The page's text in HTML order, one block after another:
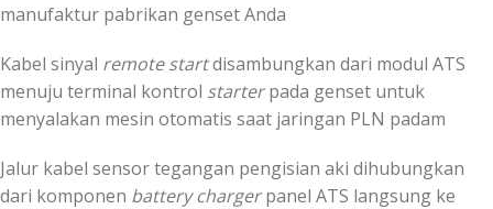
manufaktur pabrikan genset Anda
Kabel sinyal remote startdisambungkan dari modul ATS
menuju terminal kontrol starterpada genset untuk
menyalakan mesin otomatis saat jaringan PLN padam
Jalur kabel sensor tegangan pengisian aki dihubungkan
dari komponen battery chargerpanel ATS langsung ke